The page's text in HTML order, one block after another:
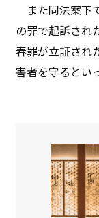
また同法案下
の罪で起訴され
春罪が立証され
害者を守るとい